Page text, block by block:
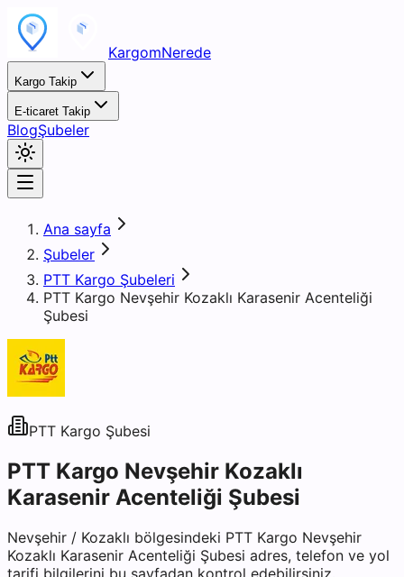
KargomNerede
Kargo Takip
E-ticaret Takip
BlogŞubeler
Ana sayfa
Şubeler
PTT Kargo Şubeleri
PTT Kargo Nevşehir Kozaklı Karasenir Acenteliği
Şubesi
PTT Kargo Şubesi
PTT Kargo Nevşehir Kozaklı
Karasenir Acenteliği Şubesi
Nevşehir / Kozaklı bölgesindeki PTT Kargo Nevşehir
Kozaklı Karasenir Acenteliği Şubesi adres, telefon ve yol
tarifi bilgilerini bu sayfadan kontrol edebilirsiniz.